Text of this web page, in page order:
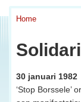
Home
30 januari 1982
‘Stop Borssele’